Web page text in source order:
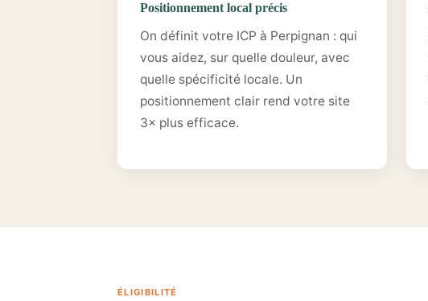
Positionnement local précis
On définit votre ICP à Perpignan : qui
vous aidez, sur quelle douleur, avec
quelle spécificité locale. Un
positionnement clair rend votre site
3× plus efficace.
ÉLIGIBILITÉ